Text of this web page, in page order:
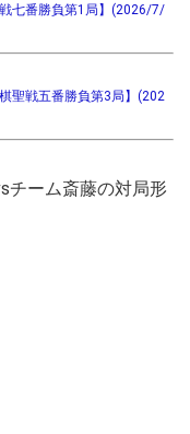
七番勝負第1局】(2026/7/
聖戦五番勝負第3局】(202
チーム斎藤の対局形